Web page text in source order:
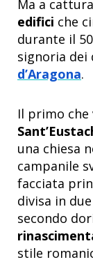
Ma a
edifici che
durante il
signoria dei
d’Aragona.
Il primo
una chiesa
campanile
facciata
divisa in
secondo
stile